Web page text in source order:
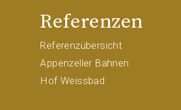
Referenzen
Referenzübersicht
Appenzeller Bahnen
Hof Weissbad